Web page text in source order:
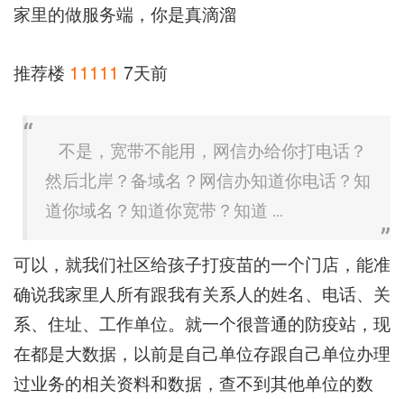
家里的做服务端，你是真滴溜
推荐楼 11111 7天前
不是，宽带不能用，网信办给你打电话？
然后北岸？备域名？网信办知道你电话？知
道你域名？知道你宽带？知道 ...
可以，就我们社区给孩子打疫苗的一个门店，能准
确说我家里人所有跟我有关系人的姓名、电话、关
系、住址、工作单位。就一个很普通的防疫站，现
在都是大数据，以前是自己单位存跟自己单位办理
过业务的相关资料和数据，查不到其他单位的数